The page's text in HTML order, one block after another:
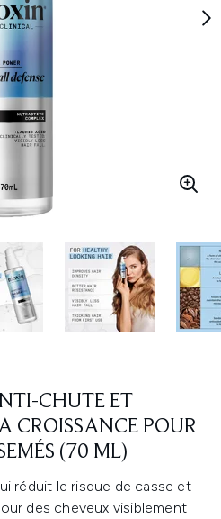
CHUTE ET
CROISSANCE POUR
(70 ML)
réduit le risque de casse et
des cheveux visiblement